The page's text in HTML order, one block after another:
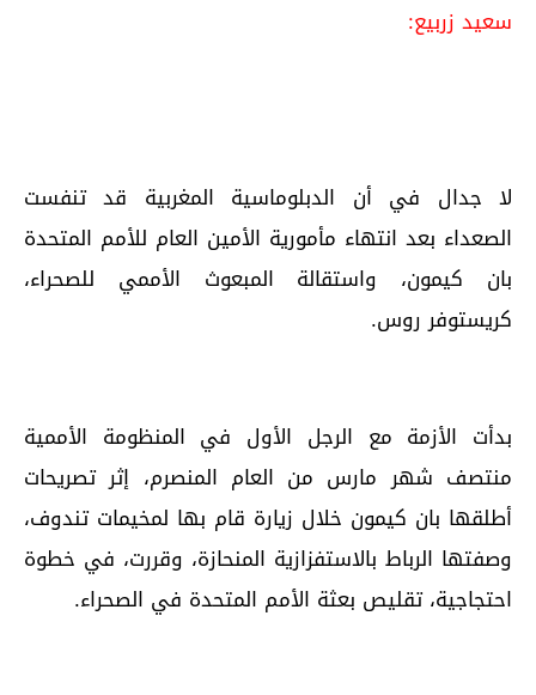
سعيد زربيع:
لا جدال في أن الدبلوماسية المغربية قد تنفست
الصعداء بعد انتهاء مأمورية الأمين العام للأمم المتحدة
بان كيمون، واستقالة المبعوث الأممي للصحراء،
كريستوفر روس.
بدأت الأزمة مع الرجل الأول في المنظومة الأممية
منتصف شهر مارس من العام المنصرم، إثر تصريحات
أطلقها بان كيمون خلال زيارة قام بها لمخيمات تندوف،
وصفتها الرباط بالاستفزازية المنحازة، وقررت، في خطوة
احتجاجية، تقليص بعثة الأمم المتحدة في الصحراء.